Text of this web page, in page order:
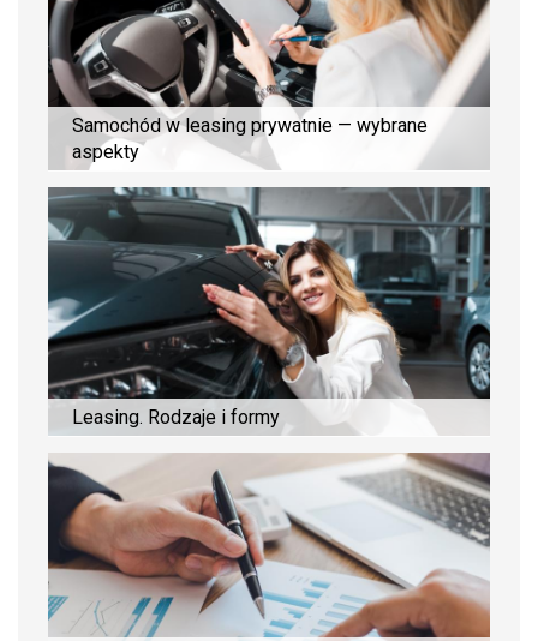
Samochód w leasing prywatnie — wybrane
aspekty
Leasing. Rodzaje i formy